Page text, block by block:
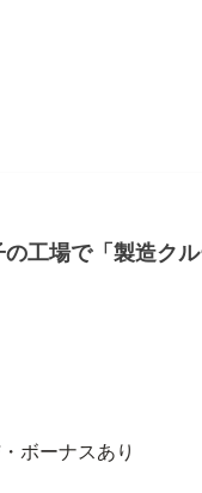
工場で「製造ク
ボーナスあり